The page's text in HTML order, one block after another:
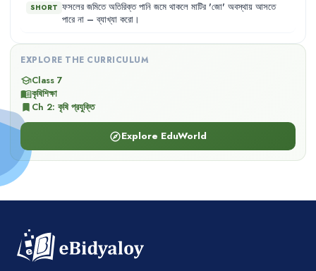
SHORT ফসলের জমিতে অতিরিক্ত পানি জমে থাকলে মাটির 'জো' অবস্থায় আসতে
পারে না –ব্যাখ্যা করো ।
EXPLORE THE CURRICULUM
schoolClass 7
menu_bookকৃষিশিক্ষা
bookmark Ch 2: কৃষি প্রযুক্তি
exploreExplore EduWorld